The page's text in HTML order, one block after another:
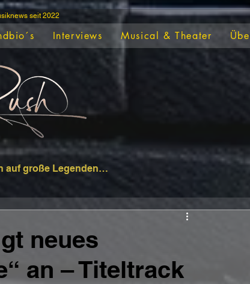
seit 2022
Interviews Musical & Theater
auf große Legenden…
neues
an – Titeltrack